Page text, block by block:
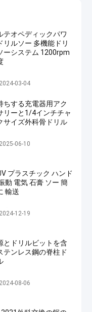
テオペディックパワ
リルソー 多機能ドリ
ーシステム 1200rpm
能のドリルの鋸システム
2024-03-04
ちする充電器用アク
リーと1/4インチチャ
サイズ外科骨ドリル
骨のドリル
2025-06-10
プラスチック ハンド
動 電気 石膏 ソー 簡
輸送
ラスター鋸
2024-12-19
とドリルビットを含
テンレス鋼の脊柱ド
のドリル
2024-08-06